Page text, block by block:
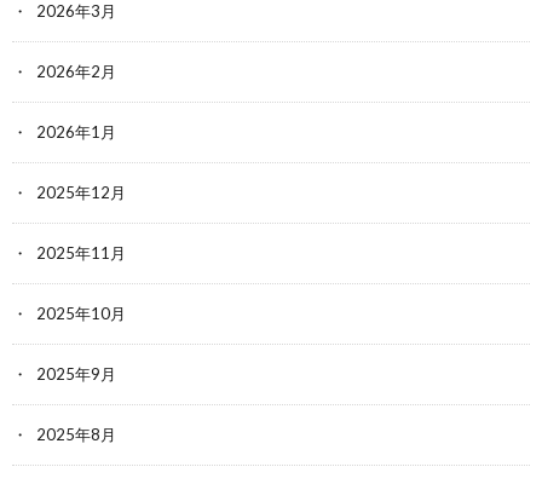
2026年3月
2026年2月
2026年1月
2025年12月
2025年11月
2025年10月
2025年9月
2025年8月